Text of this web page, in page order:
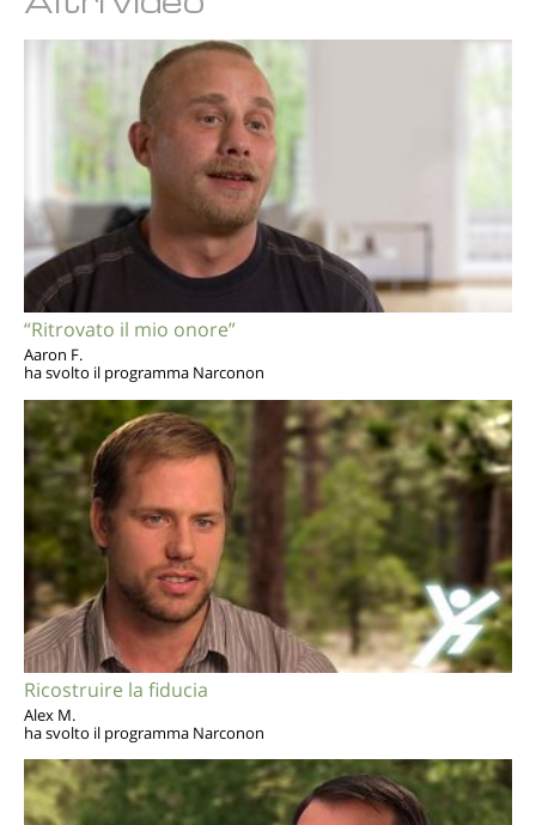
“Ritrovato il mio onore”
Aaron F.
ha svolto il programma Narconon
Ricostruire la fiducia
Alex M.
ha svolto il programma Narconon